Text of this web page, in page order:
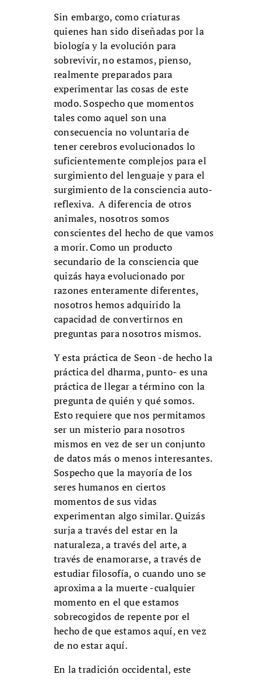
Sin embargo, como criaturas
quienes han sido diseñadas por la
biología y la evolución para
sobrevivir, no estamos, pienso,
realmente preparados para
experimentar las cosas de este
modo. Sospecho que momentos
tales como aquel son una
consecuencia no voluntaria de
tener cerebros evolucionados lo
suficientemente complejos para el
surgimiento del lenguaje y para el
surgimiento de la consciencia auto-
reflexiva. A diferencia de otros
animales, nosotros somos
conscientes del hecho de que vamos
a morir. Como un producto
secundario de la consciencia que
quizás haya evolucionado por
razones enteramente diferentes,
nosotros hemos adquirido la
capacidad de convertirnos en
preguntas para nosotros mismos.
Y esta práctica de Seon -de hecho la
práctica del dharma, punto- es una
práctica de llegar a término con la
pregunta de quién y qué somos.
Esto requiere que nos permitamos
ser un misterio para nosotros
mismos en vez de ser un conjunto
de datos más o menos interesantes.
Sospecho que la mayoría de los
seres humanos en ciertos
momentos de sus vidas
experimentan algo similar. Quizás
surja a través del estar en la
naturaleza, a través del arte, a
través de enamorarse, a través de
estudiar filosofía, o cuando uno se
aproxima a la muerte -cualquier
momento en el que estamos
sobrecogidos de repente por el
hecho de que estamos aquí, en vez
de no estar aquí.
En la tradición occidental, este